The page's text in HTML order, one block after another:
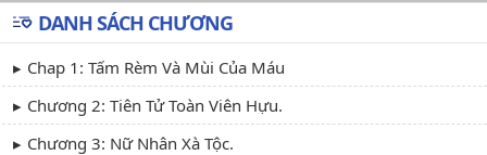
DANH SÁCH CHƯƠNG
Chap 1: Tấm Rèm Và Mùi Của Máu
Chương 2: Tiên Tử Toàn Viên Hựu.
Chương 3: Nữ Nhân Xà Tộc.